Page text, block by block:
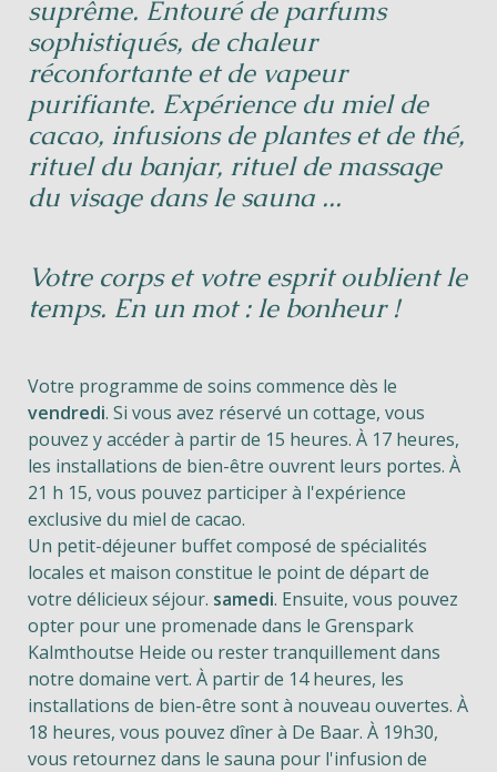
suprême. Entouré de parfums
sophistiqués, de chaleur
réconfortante et de vapeur
purifiante. Expérience du miel de
cacao, infusions de plantes et de thé,
rituel du banjar, rituel de massage
du visage dans le sauna ...
Votre corps et votre esprit oublient le
temps. En un mot : le bonheur !
Votre programme de soins commence dès le
vendredi. Si vous avez réservé un cottage, vous
pouvez y accéder à partir de 15 heures. À 17 heures,
les installations de bien-être ouvrent leurs portes. À
21 h 15, vous pouvez participer à l'expérience
exclusive du miel de cacao.
Un petit-déjeuner buffet composé de spécialités
locales et maison constitue le point de départ de
votre délicieux séjour. samedi. Ensuite, vous pouvez
opter pour une promenade dans le Grenspark
Kalmthoutse Heide ou rester tranquillement dans
notre domaine vert. À partir de 14 heures, les
installations de bien-être sont à nouveau ouvertes. À
18 heures, vous pouvez dîner à De Baar. À 19h30,
vous retournez dans le sauna pour l'infusion de